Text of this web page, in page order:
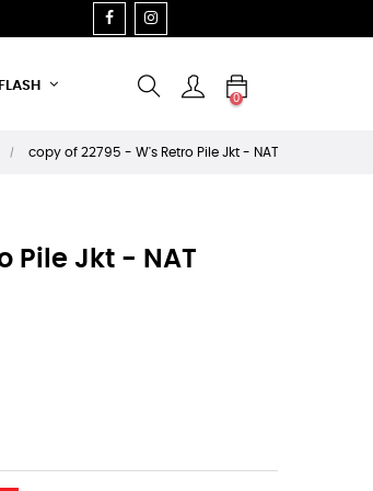
FACEBOOK
0
copy of 22795 - W's Retro Pile Jkt - NAT
Pile Jkt - NAT